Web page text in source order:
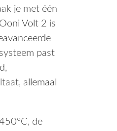
je met één
Volt 2 is
past
allemaal
de